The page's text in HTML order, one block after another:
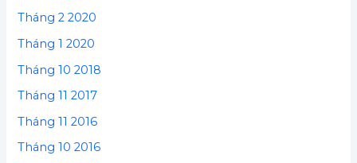
Tháng 2 2020
Tháng 1 2020
Tháng 10 2018
Tháng 11 2017
Tháng 11 2016
Tháng 10 2016